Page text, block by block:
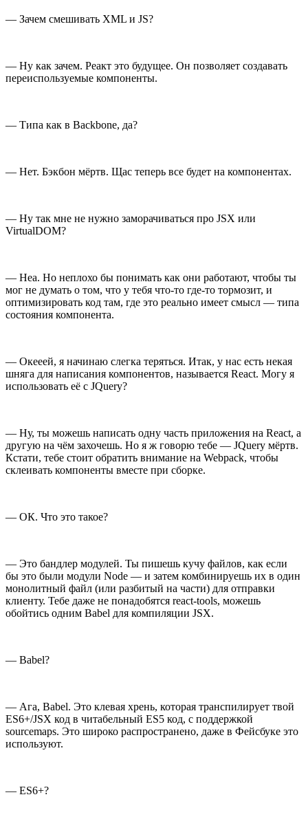
— Зачем смешивать XML и JS?
— Ну как зачем. Реакт это будущее. Он позволяет создавать
переиспользуемые компоненты.
— Типа как в Backbone, да?
— Нет. Бэкбон мёртв. Щас теперь все будет на компонентах.
— Ну так мне не нужно заморачиваться про JSX или
VirtualDOM?
— Неа. Но неплохо бы понимать как они работают, чтобы ты
мог не думать о том, что у тебя что-то где-то тормозит, и
оптимизировать код там, где это реально имеет смысл — типа
состояния компонента.
— Окееей, я начинаю слегка теряться. Итак, у нас есть некая
шняга для написания компонентов, называется React. Могу я
использовать её с JQuery?
— Ну, ты можешь написать одну часть приложения на React, а
другую на чём захочешь. Но я ж говорю тебе — JQuery мёртв.
Кстати, тебе стоит обратить внимание на Webpack, чтобы
склеивать компоненты вместе при сборке.
— ОК. Что это такое?
— Это бандлер модулей. Ты пишешь кучу файлов, как если
бы это были модули Node — и затем комбинируешь их в один
монолитный файл (или разбитый на части) для отправки
клиенту. Тебе даже не понадобятся react-tools, можешь
обойтись одним Babel для компиляции JSX.
— Babel?
— Ага, Babel. Это клевая хрень, которая транспилирует твой
ES6+/JSX код в читабельный ES5 код, с поддержкой
sourcemaps. Это широко распространено, даже в Фейсбуке это
используют.
— ES6+?